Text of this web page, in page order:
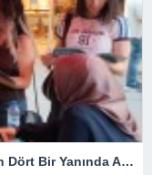
BEUN, Tercih Döneminde Zonguldak’ın Dört Bir Yanında Aday Öğrencilerle Buluşuyor